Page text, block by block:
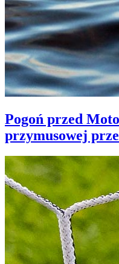
Pogoń przed
przymusowej